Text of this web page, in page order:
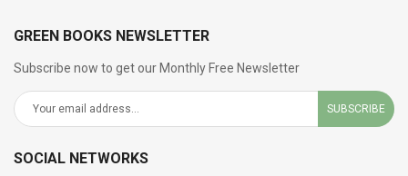
GREEN BOOKS NEWSLETTER
Subscribe now to get our Monthly Free Newsletter
SUBSCRIBE
SOCIAL NETWORKS